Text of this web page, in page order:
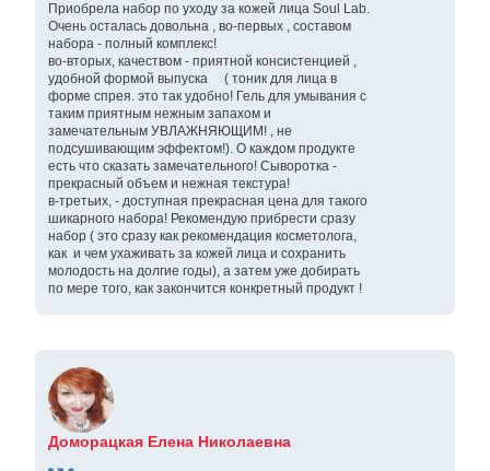
Приобрела набор по уходу за кожей лица Soul Lab.
Очень осталась довольна , во-первых , составом
набора - полный комплекс!
во-вторых, качеством - приятной консистенцией ,
удобной формой выпуска ( тоник для лица в
форме спрея. это так удобно! Гель для умывания с
таким приятным нежным запахом и
замечательным УВЛАЖНЯЮЩИМ! , не
подсушивающим эффектом!). О каждом продукте
есть что сказать замечательного! Сыворотка -
прекрасный объем и нежная текстура!
в-третьих, - доступная прекрасная цена для такого
шикарного набора! Рекомендую прибрести сразу
набор ( это сразу как рекомендация косметолога,
как и чем ухаживать за кожей лица и сохранить
молодость на долгие годы), а затем уже добирать
по мере того, как закончится конкретный продукт !
Доморацкая Елена Николаевна